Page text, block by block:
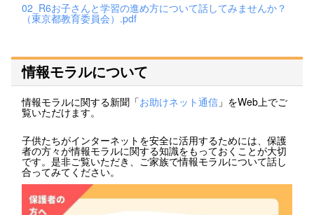
02_R6お子さんと学習の進め方について話してみませんか？
（東京都教育委員会）.pdf
情報モラルについて
情報モラルに関する新聞「お助けネット通信 」をWeb上でご
覧いただけます。
子供たちがインターネットを安全に活用するためには、保護
者の方々が情報モラルに関する知識をもっておくことが大切
です。是非ご覧いただき、ご家族で情報モラルについて話し
合ってみてください。